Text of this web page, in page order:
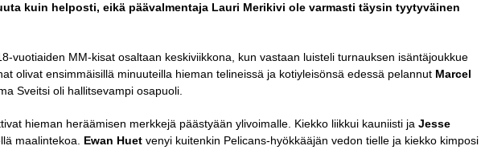
kuin helposti, eikä päävalmentaja Lauri Merikivi ole varmasti täysin tyytyväinen
vuotiaiden MM-kisat osaltaan keskiviikkona, kun vastaan luisteli turnauksen isäntäjoukkue
olivat ensimmäisillä minuuteilla hieman telineissä ja kotiyleisönsä edessä pelannut Marcel
Sveitsi oli hallitsevampi osapuoli.
hieman heräämisen merkkejä päästyään ylivoimalle. Kiekko liikkui kauniisti ja Jesse
maalintekoa. Ewan Huet venyi kuitenkin Pelicans-hyökkääjän vedon tielle ja kiekko kimposi